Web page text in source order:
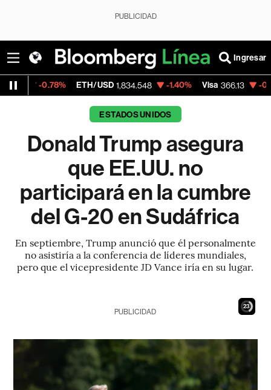
PUBLICIDAD
Ingresar
ETH/USD 1,834.548 -1.40% Visa 366.13 -0.04%
ESTADOS UNIDOS
Donald Trump asegura
que EE.UU. no
participará en la cumbre
del G-20 en Sudáfrica
En septiembre, Trump anunció que él personalmente
no asistiría a la conferencia de líderes mundiales,
pero que el vicepresidente JD Vance iría en su lugar.
21
PUBLICIDAD